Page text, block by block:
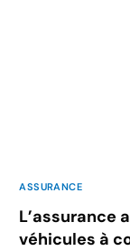
ASSURANCE
L’assurance
véhicules à